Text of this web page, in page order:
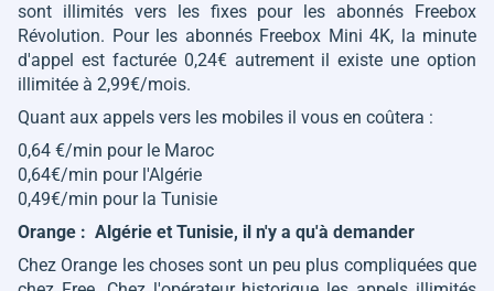
sont illimités vers les fixes pour les abonnés Freebox
Révolution. Pour les abonnés Freebox Mini 4K, la minute
d'appel est facturée 0,24€ autrement il existe une option
illimitée à 2,99€/mois.
Quant aux appels vers les mobiles il vous en coûtera :
0,64 €/min pour le Maroc
0,64€/min pour l'Algérie
0,49€/min pour la Tunisie
Orange : Algérie et Tunisie, il n'y a qu'à demander
Chez Orange les choses sont un peu plus compliquées que